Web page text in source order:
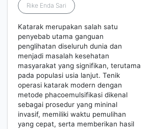
Rike Enda Sari
Katarak merupakan salah satu
penyebab utama ganguan
penglihatan diseluruh dunia dan
menjadi masalah kesehatan
masyarakat yang signifikan, terutama
pada populasi usia lanjut. Tenik
operasi katarak modern dengan
metode phacoemulsifikasi dikenal
sebagai prosedur yang mininal
invasif, memiliki waktu pemulihan
yang cepat, serta memberikan hasil